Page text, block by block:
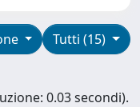
Tutti (15)
0.03 secondi).